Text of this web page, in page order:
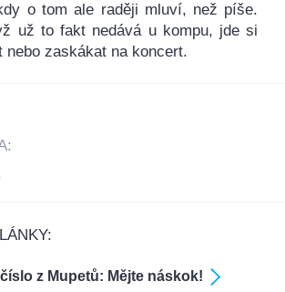
o tom ale raději mluví, než píše.
už to fakt nedává u kompu, jde si
nebo zaskákat na koncert.
z Mupetů: Mějte náskok!